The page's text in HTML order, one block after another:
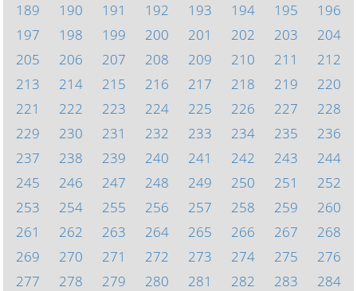
189
190 191 192 193 194 195
196
197
198 199 200 201 202 203
204
205
206 207 208 209 210 211
212
213
214 215 216 217 218 219
220
221
222 223 224 225 226 227
228
229
230 231 232 233 234 235
236
237
238 239 240 241 242 243
244
245
246 247 248 249 250 251
252
253
254 255 256 257 258 259
260
261
262 263 264 265 266 267
268
269
270 271 272 273 274 275
276
277
278 279 280 281 282 283
284